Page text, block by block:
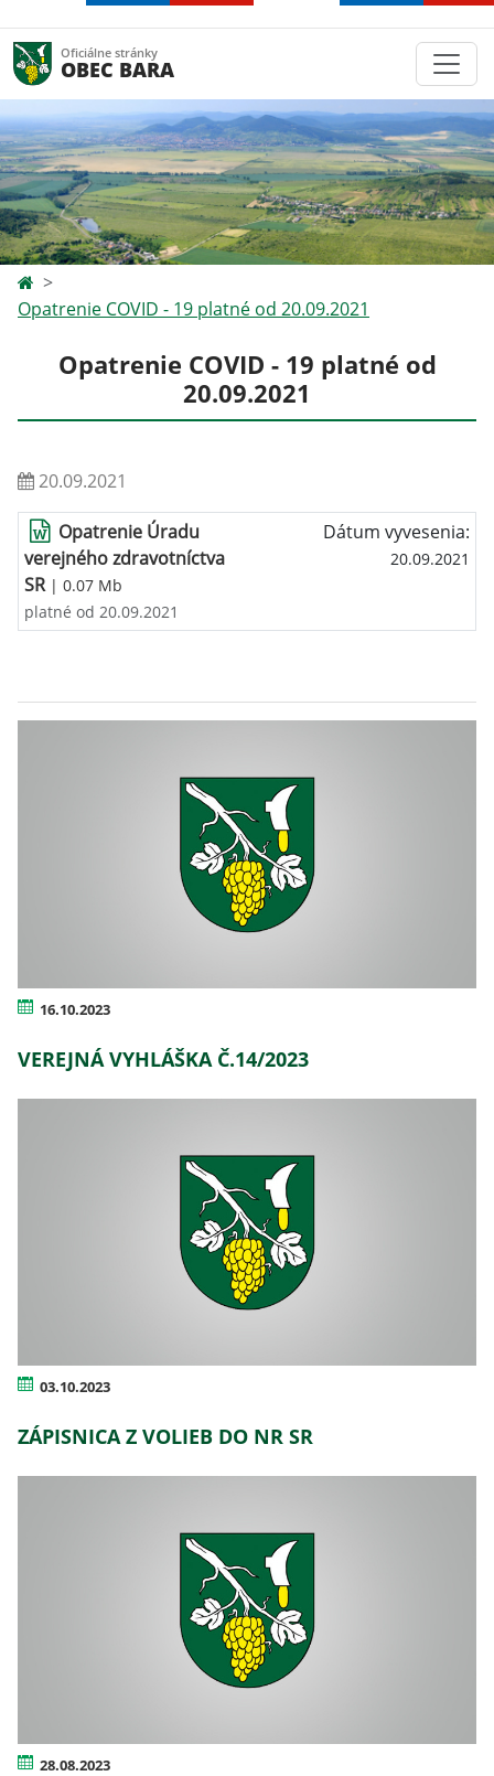
Oficiálne stránky
OBEC BARA
Opatrenie COVID - 19 platné od 20.09.2021
Opatrenie COVID - 19 platné od
20.09.2021
20.09.2021
Opatrenie Úradu
verejného zdravotníctva
SR | 0.07 Mb
Dátum vyvesenia:
20.09.2021
platné od 20.09.2021
16.10.2023
VEREJNÁ VYHLÁŠKA Č.14/2023
03.10.2023
ZÁPISNICA Z VOLIEB DO NR SR
28.08.2023